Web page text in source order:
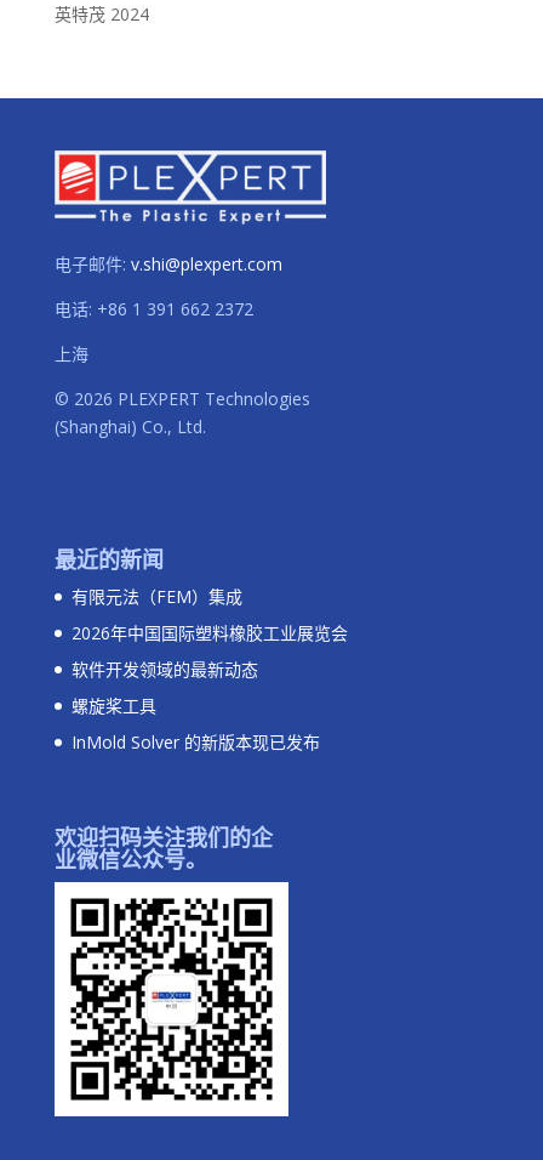
英特茂 2024
电子邮件: v.shi@plexpert.com
电话: +86 1 391 662 2372
上海
© 2026 PLEXPERT Technologies
(Shanghai) Co., Ltd.
最近的新闻
有限元法（FEM）集成
2026年中国国际塑料橡胶工业展览会
软件开发领域的最新动态
螺旋桨工具
InMold Solver 的新版本现已发布
欢迎扫码关注我们的企
业微信公众号。